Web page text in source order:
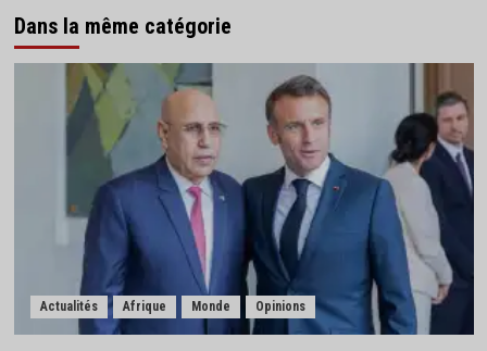
Dans la même catégorie
Actualités Afrique Monde Opinions